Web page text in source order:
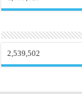
2,539,502